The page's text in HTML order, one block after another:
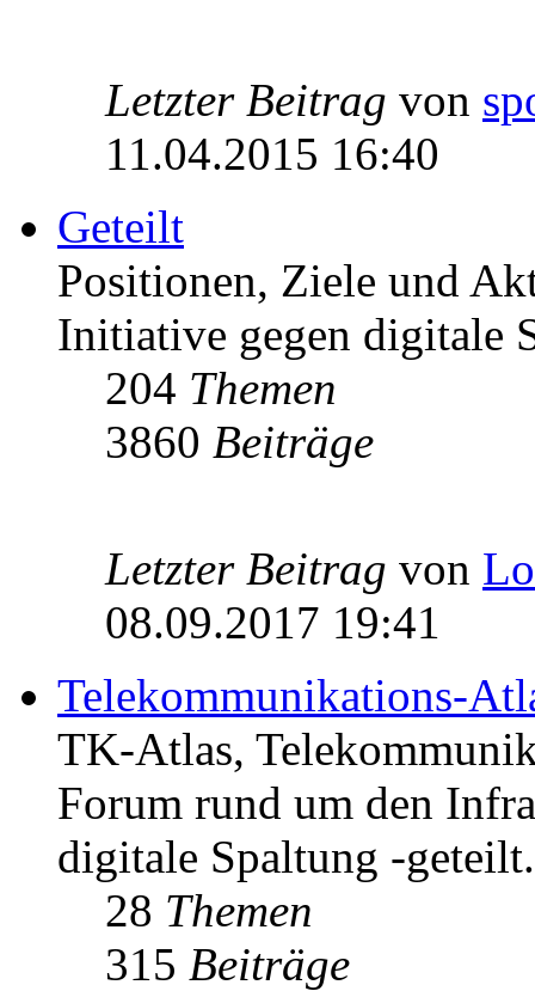
Letzter Beitrag von
11.04.2015 16:40
Geteilt
Positionen, Ziele und
Initiative gegen digitale
204 Themen
3860 Beiträge
Letzter Beitrag von
08.09.2017 19:41
Telekommunikations-
TK-Atlas,
Forum rund um den
digitale Spaltung -
28 Themen
315 Beiträge